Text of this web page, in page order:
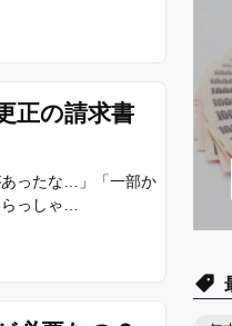
正の請求書
ったな…」「一部か
っしゃ…